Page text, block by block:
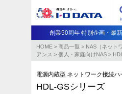
創業50周年 特別企画・最
HOME > 商品一覧 > NAS（ネット
アンス​ > 個人・家庭向けNAS >
電源内蔵型 ネットワーク接続ハ
HDL-GSシリーズ